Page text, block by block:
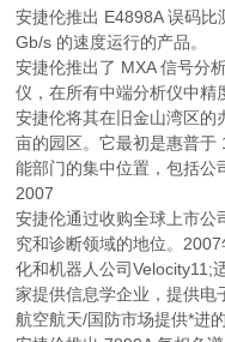
安捷伦推出 E4898A 误码
Gb/s 的速度运行的产品。
安捷伦推出了 MXA 信号分
仪，在所有中端分析仪中精
安捷伦将其在旧金山湾区的
亩的园区。它最初是惠普于
能部门的集中位置，包括公
2007
安捷伦通过收购全球上市
究和诊断领域的地位。
化和机器人公司Velocity11;
家提供信息学企业，提供电
航空航天/国防市场提供*进